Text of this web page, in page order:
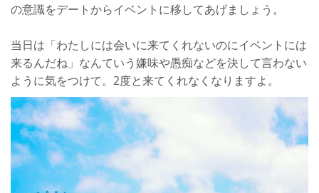
の意識をデートからイベントに移してあげましょう。
当日は「わたしには会いに来てくれないのにイベントには
来るんだね」なんていう嫌味や愚痴などを決して言わない
ように気をつけて。2度と来てくれなくなりますよ。